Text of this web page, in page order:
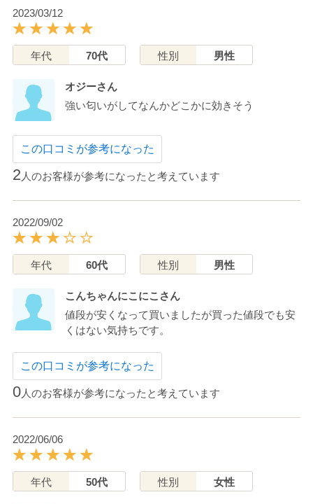
2023/03/12
年代 70代 性別 男性
オジーさん
強い匂いがしてなんかどこかに効きそう
この口コミが参考になった
2 人のお客様が参考になったと考えています
2022/09/02
年代 60代 性別 男性
こんちゃんにこにこさん
値段が安くなって買いましたが買った値段でも安
くはない気持ちです。
この口コミが参考になった
0人のお客様が参考になったと考えています
2022/06/06
年代 50代 性別 女性